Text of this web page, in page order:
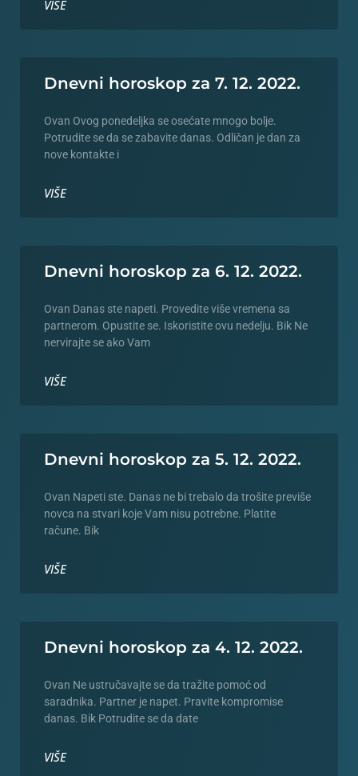
VIŠE
Dnevni horoskop za 7. 12. 2022.
Ovan Ovog ponedeljka se osećate mnogo bolje.
Potrudite se da se zabavite danas. Odličan je dan za
nove kontakte i
VIŠE
Dnevni horoskop za 6. 12. 2022.
Ovan Danas ste napeti. Provedite više vremena sa
partnerom. Opustite se. Iskoristite ovu nedelju. Bik Ne
nervirajte se ako Vam
VIŠE
Dnevni horoskop za 5. 12. 2022.
Ovan Napeti ste. Danas ne bi trebalo da trošite previše
novca na stvari koje Vam nisu potrebne. Platite
račune. Bik
VIŠE
Dnevni horoskop za 4. 12. 2022.
Ovan Ne ustručavajte se da tražite pomoć od
saradnika. Partner je napet. Pravite kompromise
danas. Bik Potrudite se da date
VIŠE